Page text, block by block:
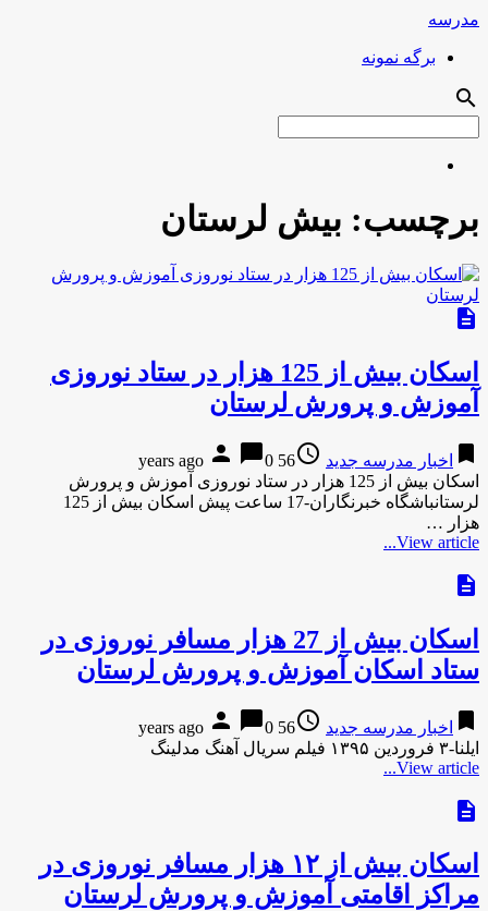
مدرسه
برگه نمونه
search
برچسب: بیش لرستان
description
اسکان بیش از 125 هزار در ستاد نوروزی
آموزش و پرورش لرستان
bookmark اخبار مدرسه جدید access_time
56 years ago
person chat_bubble0
اسکان بیش از 125 هزار در ستاد نوروزی آموزش و پرورش
لرستانباشگاه خبرنگاران-17 ساعت پیش اسکان بیش از 125
هزار …
View article...
description
اسکان بیش از 27 هزار مسافر نوروزی در
ستاد اسکان آموزش و پرورش لرستان
bookmark اخبار مدرسه جدید access_time
56 years ago
person chat_bubble0
ایلنا-۳ فروردین ۱۳۹۵ فیلم سریال آهنگ مدلینگ
View article...
description
اسکان بیش از ۱۲ هزار مسافر نوروزی در
مراکز اقامتی آموزش و پرورش لرستان